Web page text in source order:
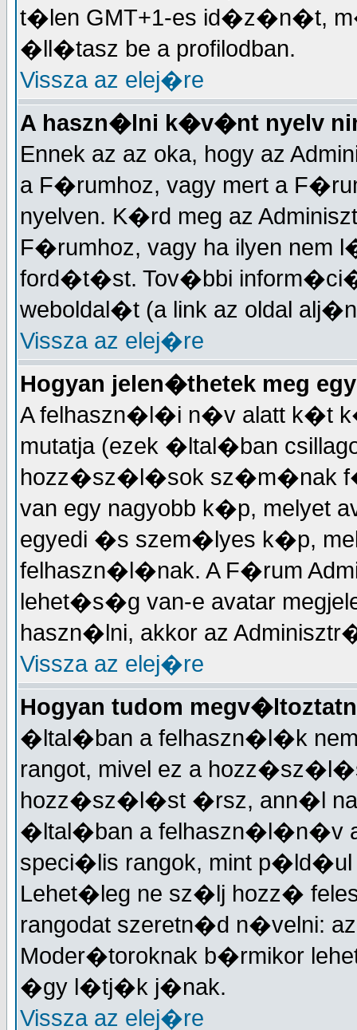
t�len GMT+1-es id�z�n�t,
�ll�tasz be a profilodban.
Vissza az elej�re
A haszn�lni k�v�nt nyelv
Ennek az az oka, hogy az
a F�rumhoz, vagy mert a
nyelven. K�rd meg az
F�rumhoz, vagy ha ilyen nem
ford�t�st. Tov�bbi
weboldal�t (a link az oldal
Vissza az elej�re
Hogyan jelen�thetek meg
A felhaszn�l�i n�v alatt k�t
mutatja (ezek �ltal�ban
hozz�sz�l�sok sz�m�nak
van egy nagyobb k�p, melyet
egyedi �s szem�lyes k�p,
felhaszn�l�nak. A F�rum
lehet�s�g van-e avatar
haszn�lni, akkor az
Vissza az elej�re
Hogyan tudom
�ltal�ban a felhaszn�l�k
rangot, mivel ez a
hozz�sz�l�st �rsz, ann�l
�ltal�ban a felhaszn�l�n�v
speci�lis rangok, mint
Lehet�leg ne sz�lj hozz�
rangodat szeretn�d n�velni:
Moder�toroknak b�rmikor
�gy l�tj�k j�nak.
Vissza az elej�re